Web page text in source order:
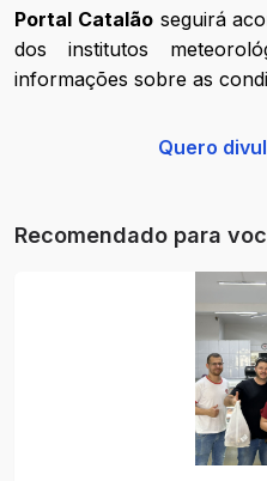
Portal Catalãoseguirá
dos institutos
informações sobre as
Quero
Recomendado para